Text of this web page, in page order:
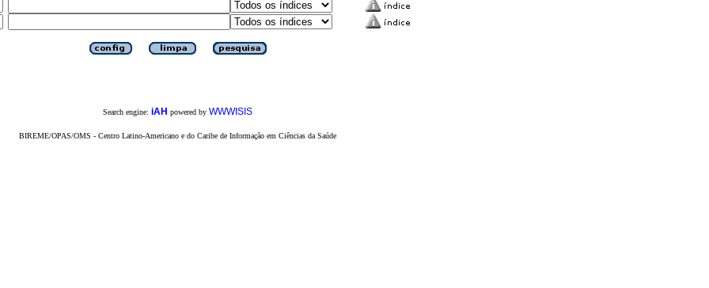
Search engine: iAH powered by WWWISIS
BIREME/OPAS/OMS - Centro Latino-Americano e do Caribe de Informação em Ciências da Saúde